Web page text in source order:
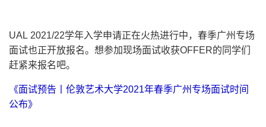
UAL 2021/22学年入学申请正在火热进行中，春季广州专场
面试也正开放报名。想参加现场面试收获OFFER的同学们
赶紧来报名吧。
《面试预告丨伦敦艺术大学2021年春季广州专场面试时间
公布》